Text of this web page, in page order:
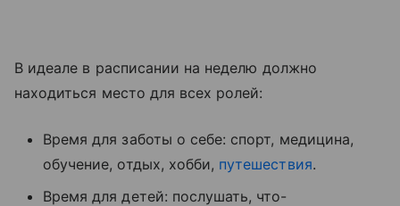
В идеале в расписании на неделю должно
находиться место для всех ролей:
Время для заботы о себе: спорт, медицина,
обучение, отдых, хобби, путешествия.
Время для детей: послушать, что-